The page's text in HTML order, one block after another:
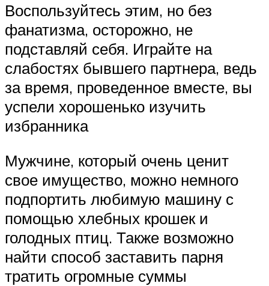
Воспользуйтесь этим, но без
фанатизма, осторожно, не
подставляй себя. Играйте на
слабостях бывшего партнера, ведь
за время, проведенное вместе, вы
успели хорошенько изучить
избранника
Мужчине, который очень ценит
свое имущество, можно немного
подпортить любимую машину с
помощью хлебных крошек и
голодных птиц. Также возможно
найти способ заставить парня
тратить огромные суммы